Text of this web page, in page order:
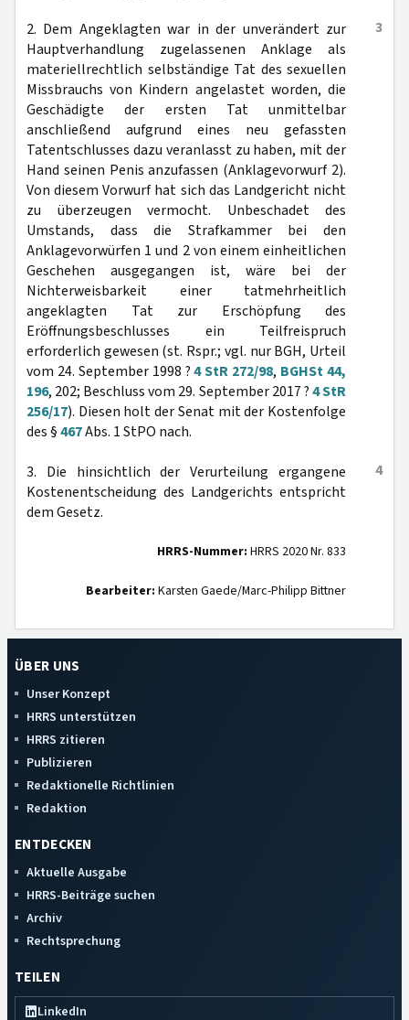
3
2. Dem Angeklagten war in der unverändert zur
Hauptverhandlung zugelassenen Anklage als
materiellrechtlich selbständige Tat des sexuellen
Missbrauchs von Kindern angelastet worden, die
Geschädigte der ersten Tat unmittelbar
anschließend aufgrund eines neu gefassten
Tatentschlusses dazu veranlasst zu haben, mit der
Hand seinen Penis anzufassen (Anklagevorwurf 2).
Von diesem Vorwurf hat sich das Landgericht nicht
zu überzeugen vermocht. Unbeschadet des
Umstands, dass die Strafkammer bei den
Anklagevorwürfen 1 und 2 von einem einheitlichen
Geschehen ausgegangen ist, wäre bei der
Nichterweisbarkeit einer tatmehrheitlich
angeklagten Tat zur Erschöpfung des
Eröffnungsbeschlusses ein Teilfreispruch
erforderlich gewesen (st. Rspr.; vgl. nur BGH, Urteil
vom 24. September 1998 ?4 StR 272/98, BGHSt 44,
196, 202; Beschluss vom 29. September 2017 ?4 StR
256/17). Diesen holt der Senat mit der Kostenfolge
des §467Abs. 1 StPO nach.
4
3. Die hinsichtlich der Verurteilung ergangene
Kostenentscheidung des Landgerichts entspricht
dem Gesetz.
HRRS-Nummer: HRRS 2020 Nr. 833
Bearbeiter: Karsten Gaede/Marc-Philipp Bittner
ÜBER UNS
Unser Konzept
HRRS unterstützen
HRRS zitieren
Publizieren
Redaktionelle Richtlinien
Redaktion
ENTDECKEN
Aktuelle Ausgabe
HRRS-Beiträge suchen
Archiv
Rechtsprechung
TEILEN
LinkedIn